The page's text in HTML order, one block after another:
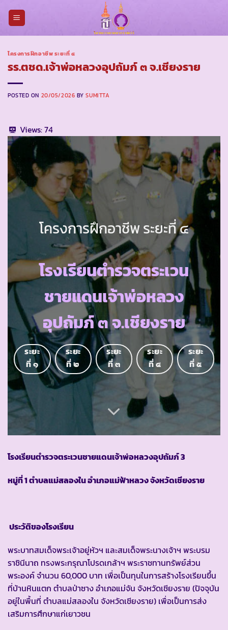
โครงการฝึกอาชีพ ระยะที่ ๔
รร.ตชด.เจ้าพ่อหลวงอุปถัมภ์ ๓ จ.เชียงราย
POSTED ON 20/05/2026 BYSUMITTA
Views:74
โครงการฝึกอาชีพ ระยะที่ ๔
โรงเรียนตำรวจตระเวน
ชายแดนเจ้าพ่อหลวง
อุปถัมภ์ ๓ จ.เชียงราย
ระยะ
ที่ ๑
ระยะ
ที่ ๒
ระยะ
ที่ ๓
ระยะ
ที่ ๔
ระยะ
ที่ ๕
โรงเรียนตำรวจตระเวนชายแดนเจ้าพ่อหลวงอุปถัมภ์3
หมู่ที่ 1 ตำบลแม่สลองใน อำเภอแม่ฟ้าหลวง จังหวัดเชียงราย
ประวัติของโรงเรียน
พระบาทสมเด็จพระเจ้าอยู่หัวฯ และสมเด็จพระนางเจ้าฯ พระบรม
ราชินีนาถ ทรงพระกรุณาโปรดเกล้าฯ พระราชทานทรัพย์ส่วน
พระองค์ จำนวน 60,000 บาท เพื่อเป็นทุนในการสร้างโรงเรียนขึ้น
ที่บ้านหินแตก ตำบลป่าซาง อำเภอแม่จัน จังหวัดเชียงราย (ปัจจุบัน
อยู่ในพื้นที่ ตำบลแม่สลองใน จังหวัดเชียงราย) เพื่อเป็นการส่ง
เสริมการศึกษาแก่เยาวชน